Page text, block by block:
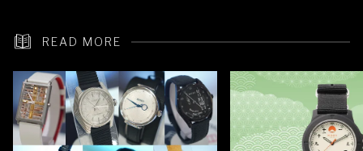
READ MORE